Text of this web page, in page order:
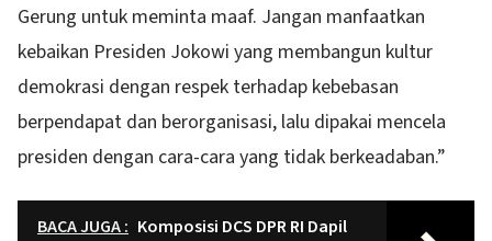
Gerung untuk meminta maaf. Jangan manfaatkan
kebaikan Presiden Jokowi yang membangun kultur
demokrasi dengan respek terhadap kebebasan
berpendapat dan berorganisasi, lalu dipakai mencela
presiden dengan cara-cara yang tidak berkeadaban.”
BACA JUGA : Komposisi DCS DPR RI Dapil